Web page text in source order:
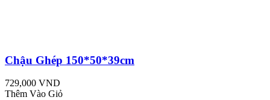
Chậu Ghép 150*50*39cm
729,000 VND
Thêm Vào Giỏ